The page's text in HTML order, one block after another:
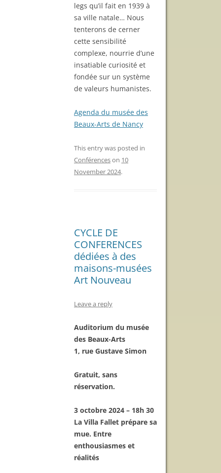
legs qu’il fait en 1939 à
sa ville natale… Nous
tenterons de cerner
cette sensibilité
complexe, nourrie d’une
insatiable curiosité et
fondée sur un système
de valeurs humanistes.
Agenda du musée des
Beaux-Arts de Nancy
This entry was posted in
Conférenceson 10
November 2024.
CYCLE DE
CONFERENCES
dédiées à des
maisons-musées
Art Nouveau
Leave a reply
Auditorium du musée
des Beaux-Arts
1, rue Gustave Simon
Gratuit, sans
réservation.
3 octobre 2024 – 18h 30
La Villa Fallet prépare sa
mue. Entre
enthousiasmes et
réalités